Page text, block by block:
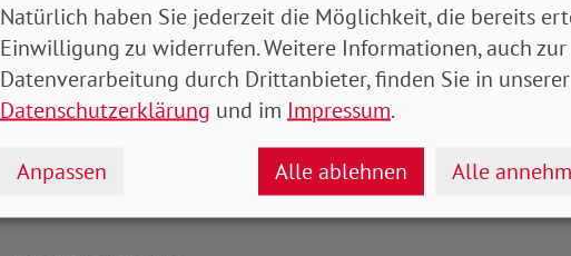
teilen tweet
Natürlich haben Sie jederzeit die Möglichkeit, die bereits
Einwilligung zu widerrufen. Weitere Informationen, auch zur
Datenverarbeitung durch Drittanbieter, finden Sie in unserer
Datenschutzerklärung und im Impressum.
Anpassen Alle ablehnen Alle